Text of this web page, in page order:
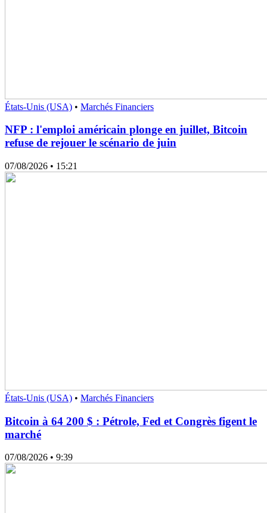
États-Unis (USA) • Marchés Financiers
NFP : l'emploi américain plonge en juillet, Bitcoin
refuse de rejouer le scénario de juin
07/08/2026 • 15:21
États-Unis (USA) • Marchés Financiers
Bitcoin à 64 200 $ : Pétrole, Fed et Congrès figent le
marché
07/08/2026 • 9:39